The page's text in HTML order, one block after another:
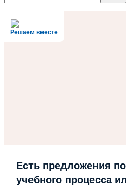
Решаем вместе
Есть предложения
учебного процесса